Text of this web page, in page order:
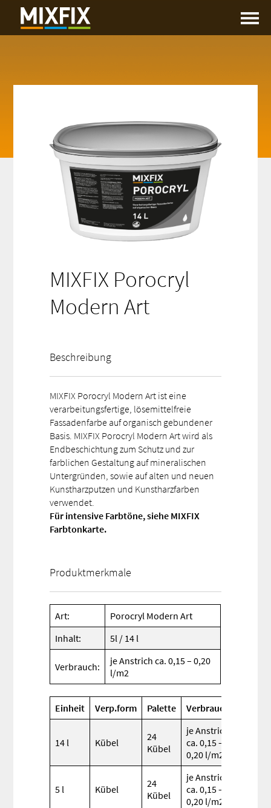
MIXFIX Porocryl
Modern Art
Beschreibung
MIXFIX Porocryl Modern Art ist eine
verarbeitungsfertige, lösemittelfreie
Fassadenfarbe auf organisch gebundener
Basis. MIXFIX Porocryl Modern Art wird als
Endbeschichtung zum Schutz und zur
farblichen Gestaltung auf mineralischen
Untergründen, sowie auf alten und neuen
Kunstharzputzen und Kunstharzfarben
verwendet.
Für intensive Farbtöne, siehe MIXFIX
Farbtonkarte.
Produktmerkmale
Art:
Porocryl Modern Art
Inhalt:
5l / 14 l
Verbrauch:
je Anstrich ca. 0,15 – 0,20
l/m2
Einheit Verp.form Palette Verbrauch
14 l Kübel
24
Kübel
je Anstrich
ca. 0,15 –
0,20 l/m2
5 l Kübel
24
Kübel
je Anstrich
ca. 0,15 –
0,20 l/m2